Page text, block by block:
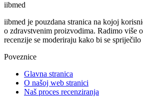
iibmed
iibmed je pouzdana stranica na kojoj
o zdravstvenim proizvodima. Radimo više
recenzije se moderiraju kako bi se
Poveznice
Glavna stranica
O našoj web stranici
Naš proces recenziranja